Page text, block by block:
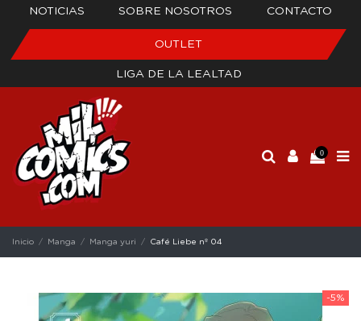
NOTICIAS SOBRE NOSOTROS CONTACTO
OUTLET
LIGA DE LA LEALTAD
0
Inicio Manga Manga yuri Café Liebe nº 04
-5%